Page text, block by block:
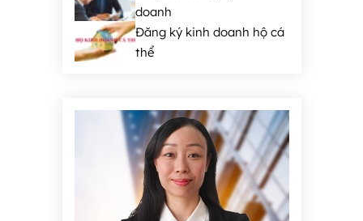
doanh
Đăng ký kinh doanh hộ cá
thể